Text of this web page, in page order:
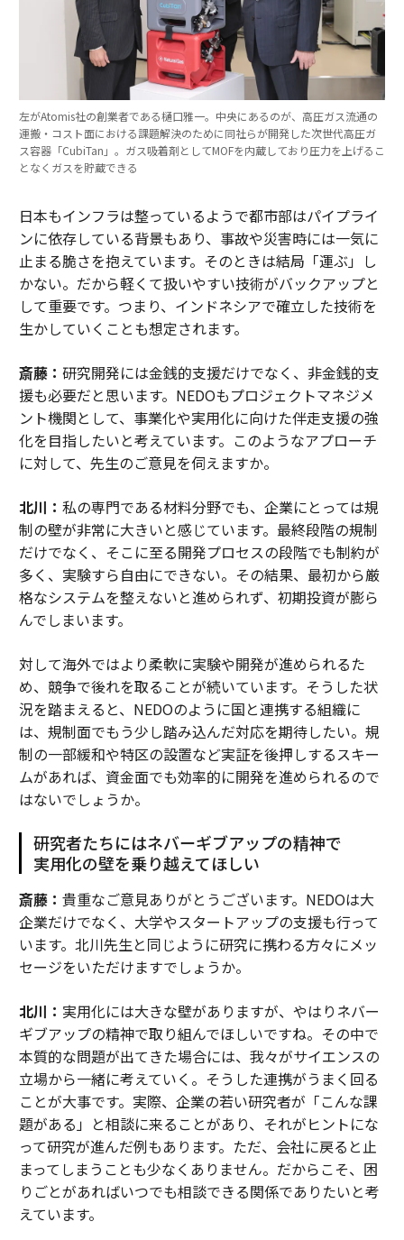
左がAtomis社の創業者である樋口雅一。中央にあるのが、高圧ガス流通の
運搬・コスト面における課題解決のために同社らが開発した次世代高圧ガ
ス容器「CubiTan」。ガス吸着剤としてMOFを内蔵しており圧力を上げるこ
となくガスを貯蔵できる
日本もインフラは整っているようで都市部はパイプライ
ンに依存している背景もあり、事故や災害時には一気に
止まる脆さを抱えています。そのときは結局「運ぶ」し
かない。だから軽くて扱いやすい技術がバックアップと
して重要です。つまり、インドネシアで確立した技術を
生かしていくことも想定されます。
斎藤： 研究開発には金銭的支援だけでなく、非金銭的支
援も必要だと思います。NEDOもプロジェクトマネジメ
ント機関として、事業化や実用化に向けた伴走支援の強
化を目指したいと考えています。このようなアプローチ
に対して、先生のご意見を伺えますか。
北川： 私の専門である材料分野でも、企業にとっては規
制の壁が非常に大きいと感じています。最終段階の規制
だけでなく、そこに至る開発プロセスの段階でも制約が
多く、実験すら自由にできない。その結果、最初から厳
格なシステムを整えないと進められず、初期投資が膨ら
んでしまいます。
対して海外ではより柔軟に実験や開発が進められるた
め、競争で後れを取ることが続いています。そうした状
況を踏まえると、NEDOのように国と連携する組織に
は、規制面でもう少し踏み込んだ対応を期待したい。規
制の一部緩和や特区の設置など実証を後押しするスキー
ムがあれば、資金面でも効率的に開発を進められるので
はないでしょうか。
研究者たちにはネバーギブアップの精神で
実用化の壁を乗り越えてほしい
斎藤： 貴重なご意見ありがとうございます。NEDOは大
企業だけでなく、大学やスタートアップの支援も行って
います。北川先生と同じように研究に携わる方々にメッ
セージをいただけますでしょうか。
北川： 実用化には大きな壁がありますが、やはりネバー
ギブアップの精神で取り組んでほしいですね。その中で
本質的な問題が出てきた場合には、我々がサイエンスの
立場から一緒に考えていく。そうした連携がうまく回る
ことが大事です。実際、企業の若い研究者が「こんな課
題がある」と相談に来ることがあり、それがヒントにな
って研究が進んだ例もあります。ただ、会社に戻ると止
まってしまうことも少なくありません。だからこそ、困
りごとがあればいつでも相談できる関係でありたいと考
えています。